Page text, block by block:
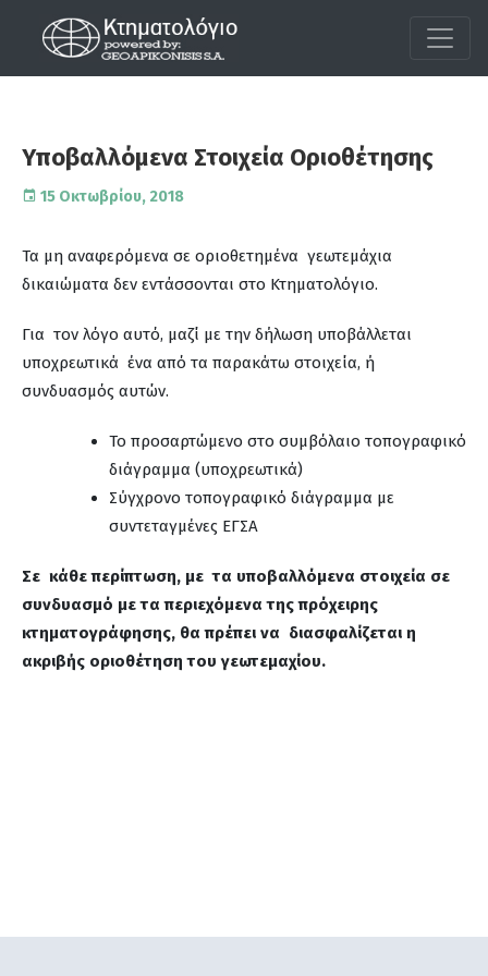
Υποβαλλόμενα Στοιχεία Oριοθέτησης
15 Οκτωβρίου, 2018
Τα μη αναφερόμενα σε οριοθετημένα γεωτεμάχια
δικαιώματα δεν εντάσσονται στο Κτηματολόγιο.
Για τον λόγο αυτό, μαζί με την δήλωση υποβάλλεται
υποχρεωτικά ένα από τα παρακάτω στοιχεία, ή
συνδυασμός αυτών.
Το προσαρτώμενο στο συμβόλαιο τοπογραφικό
διάγραμμα (υποχρεωτικά)
Σύγχρονο τοπογραφικό διάγραμμα με
συντεταγμένες ΕΓΣΑ
Σε κάθε περίπτωση, με τα υποβαλλόμενα στοιχεία σε
συνδυασμό με τα περιεχόμενα της πρόχειρης
κτηματογράφησης, θα πρέπει να διασφαλίζεται η
ακριβής οριοθέτηση του γεωτεμαχίου.